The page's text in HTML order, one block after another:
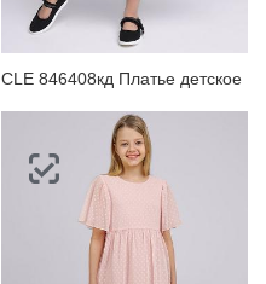
CLE 846408кд Платье детское